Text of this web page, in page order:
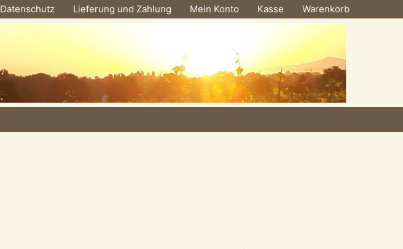
Datenschutz Lieferung und Zahlung Mein Konto Kasse Warenkorb